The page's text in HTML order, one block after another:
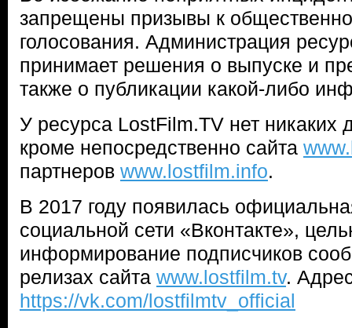
запрещены призывы к
голосования. Администрация
принимает решения о выпуске и
также о публикации какой-либо
У ресурса LostFilm.TV нет никаких
кроме непосредственно сайта
партнеров www.lostfilm.info.
В 2017 году появилась
социальной сети «Вконтакте»,
информирование подписчиков
релизах сайта www.lostfilm.tv.
https://vk.com/lostfilmtv_official